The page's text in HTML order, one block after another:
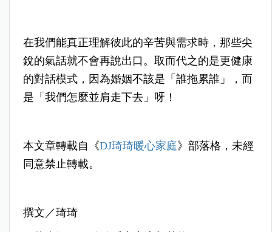
在我們能真正理解彼此的辛苦與需求時，那些尖
銳的氣話就不會再說出口。取而代之的是更健康
的對話模式，因為婚姻不該是「誰拖累誰」，而
是「我們怎麼並肩走下去」呀！
本文章轉載自《DJ琦琦暖心家庭》部落格，未經
同意禁止轉載。
撰文／琦琦